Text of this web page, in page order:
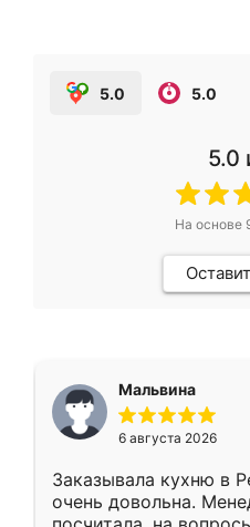
5.0 5.0
5.0
На основе
Мальвина
6 августа 2026
Заказывала кухню в
очень довольна.